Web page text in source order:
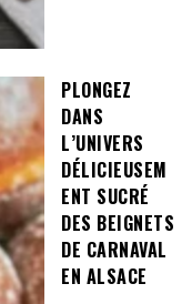
PLONGEZ
DANS
L’UNIVERS
DÉLICIEUSEM
ENT SUCRÉ
DES BEIGNETS
DE CARNAVAL
EN ALSACE